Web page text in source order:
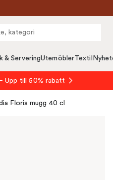
& ServeringUtemöblerTextil
Upp till 50% rabatt
Floris mugg 40 cl